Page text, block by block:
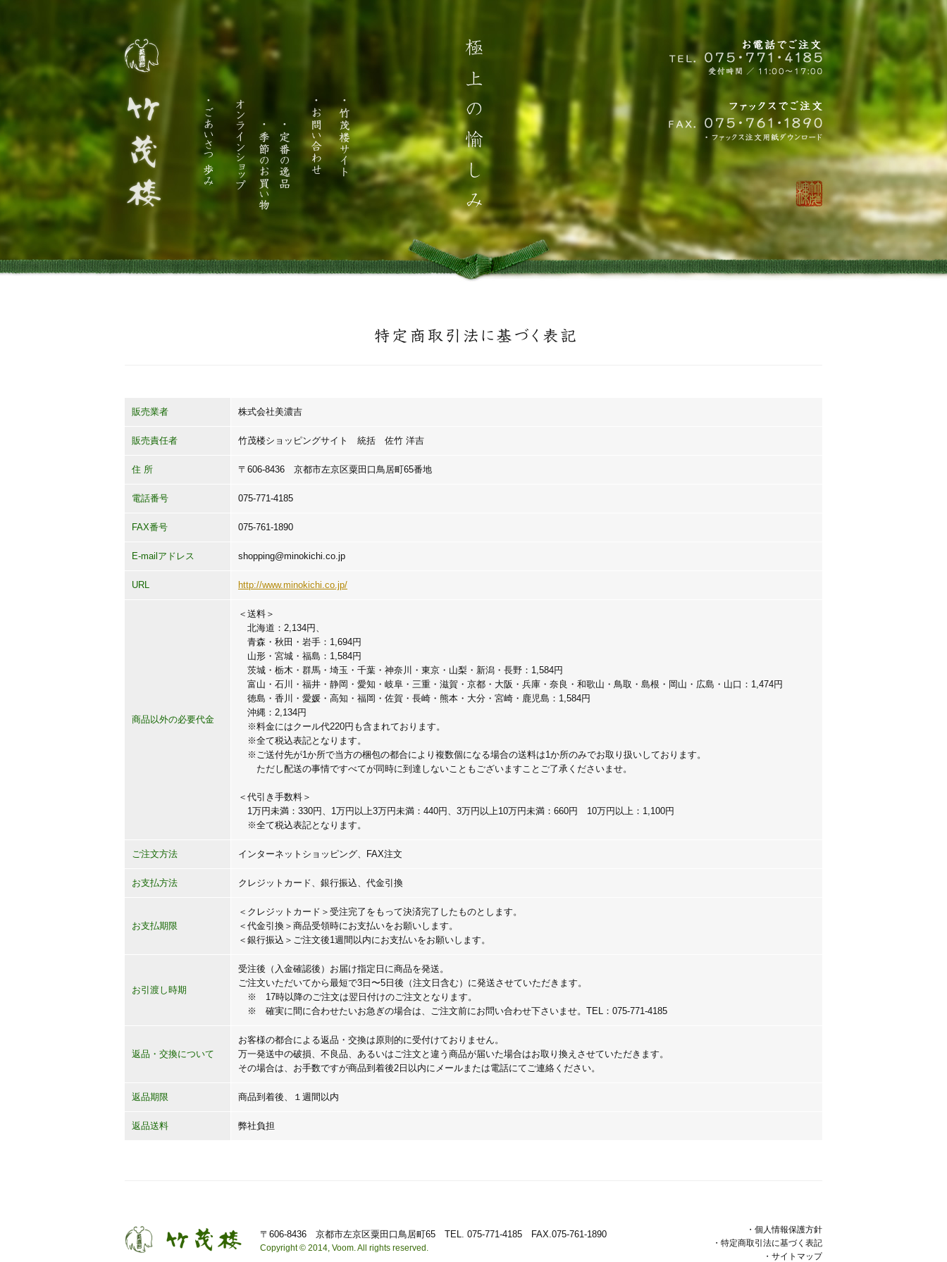
販売業者 株式会社美濃吉
販売責任者 竹茂楼ショッピングサイト 統括 佐竹 洋吉
住 所 〒606-8436 京都市左京区粟田口鳥居町65番地
電話番号 075-771-4185
FAX番号 075-761-1890
E-mailアドレス shopping@minokichi.co.jp
URL http://www.minokichi.co.jp/
商品以外の必要代金
＜送料＞
北海道：2,134円、
青森・秋田・岩手：1,694円
山形・宮城・福島：1,584円
茨城・栃木・群馬・埼玉・千葉・神奈川・東京・山梨・新潟・長野：1,584円
富山・石川・福井・静岡・愛知・岐阜・三重・滋賀・京都・大阪・兵庫・奈良・和歌山・鳥取・島根・岡山・広島・山口：1,474円
徳島・香川・愛媛・高知・福岡・佐賀・長崎・熊本・大分・宮崎・鹿児島：1,584円
沖縄：2,134円
※料金にはクール代220円も含まれております。
※全て税込表記となります。
※ご送付先が1か所で当方の梱包の都合により複数個になる場合の送料は1か所のみでお取り扱いしております。
ただし配送の事情ですべてが同時に到達しないこともございますことご了承くださいませ。
＜代引き手数料＞
1万円未満：330円、1万円以上3万円未満：440円、3万円以上10万円未満：660円 10万円以上：1,100円
※全て税込表記となります。
ご注文方法 インターネットショッピング、FAX注文
お支払方法 クレジットカード、銀行振込、代金引換
お支払期限
＜クレジットカード＞受注完了をもって決済完了したものとします。
＜代金引換＞商品受領時にお支払いをお願いします。
＜銀行振込＞ご注文後1週間以内にお支払いをお願いします。
お引渡し時期
受注後（入金確認後）お届け指定日に商品を発送。
ご注文いただいてから最短で3日〜5日後（注文日含む）に発送させていただきます。
※ 17時以降のご注文は翌日付けのご注文となります。
※ 確実に間に合わせたいお急ぎの場合は、ご注文前にお問い合わせ下さいませ。TEL：075-771-4185
返品・交換について
お客様の都合による返品・交換は原則的に受付けておりません。
万一発送中の破損、不良品、あるいはご注文と違う商品が届いた場合はお取り換えさせていただきます。
その場合は、お手数ですが商品到着後2日以内にメールまたは電話にてご連絡ください。
返品期限 商品到着後、１週間以内
返品送料 弊社負担
〒606-8436 京都市左京区粟田口鳥居町65 TEL. 075-771-4185 FAX.075-761-1890
Copyright © 2014, Voom. All rights reserved.
・個人情報保護方針
・特定商取引法に基づく表記
・サイトマップ